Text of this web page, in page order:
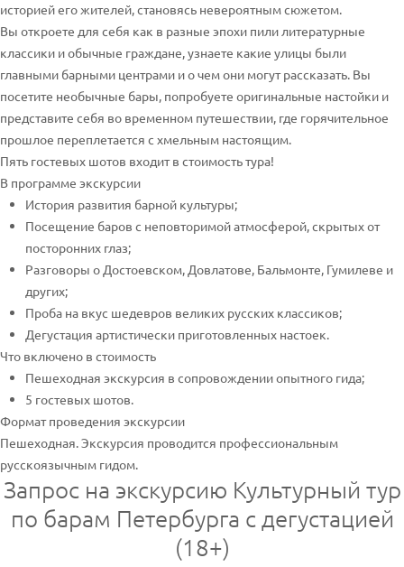
историей его жителей, становясь невероятным сюжетом.
Вы откроете для себя как в разные эпохи пили литературные
классики и обычные граждане, узнаете какие улицы были
главными барными центрами и о чем они могут рассказать. Вы
посетите необычные бары, попробуете оригинальные настойки и
представите себя во временном путешествии, где горячительное
прошлое переплетается с хмельным настоящим.
Пять гостевых шотов входит в стоимость тура!
В программе экскурсии
История развития барной культуры;
Посещение баров с неповторимой атмосферой, скрытых от
посторонних глаз;
Разговоры о Достоевском, Довлатове, Бальмонте, Гумилеве и
других;
Проба на вкус шедевров великих русских классиков;
Дегустация артистически приготовленных настоек.
Что включено в стоимость
Пешеходная экскурсия в сопровождении опытного гида;
5 гостевых шотов.
Формат проведения экскурсии
Пешеходная. Экскурсия проводится профессиональным
русскоязычным гидом.
Запрос на экскурсию Культурный тур
по барам Петербурга с дегустацией
(18+)